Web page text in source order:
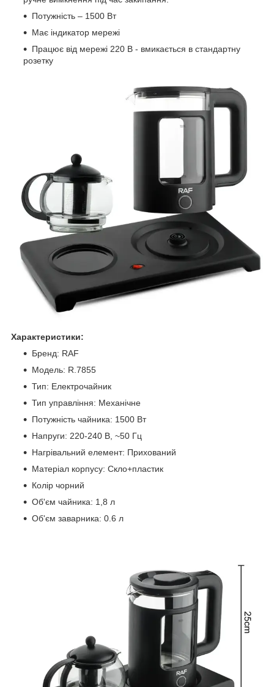
Потужність – 1500 Вт
Має індикатор мережі
Працює від мережі 220 В - вмикається в стандартну
розетку
Характеристики:
Бренд: RAF
Модель: R.7855
Тип: Електрочайник
Тип управління: Механічне
Потужність чайника: 1500 Вт
Напруги: 220-240 В, ~50 Гц
Нагрівальний елемент: Прихований
Матеріал корпусу: Скло+пластик
Колір чорний
Об'єм чайника: 1,8 л
Об'єм заварника: 0.6 л